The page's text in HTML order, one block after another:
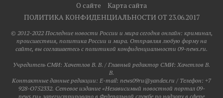
О сайте
Карта сайта
ПОЛИТИКА КОНФИДЕНЦИАЛЬНОСТИ ОТ 23.06.2017
© 2012-2022 Последние новости России и мира сегодня онлайн: криминал,
происшествия, политика России и мира. Отправляя любую форму на
сайте, вы соглашаетесь с политикой конфиденциальности 09-news.ru.
Учредитель СМИ: Хaчeтлoв B. B. / Главный редактор СМИ: Хaчeтлoв B.
B.
Контактные данные редакции: E-mail: news09ru@yandex.ru / Телефон: +7
928-O752332. Сетевое издание «Независимый новостной портал 09-
news.ru» зарегистрировано в Федеральной службе по надзору в сфере